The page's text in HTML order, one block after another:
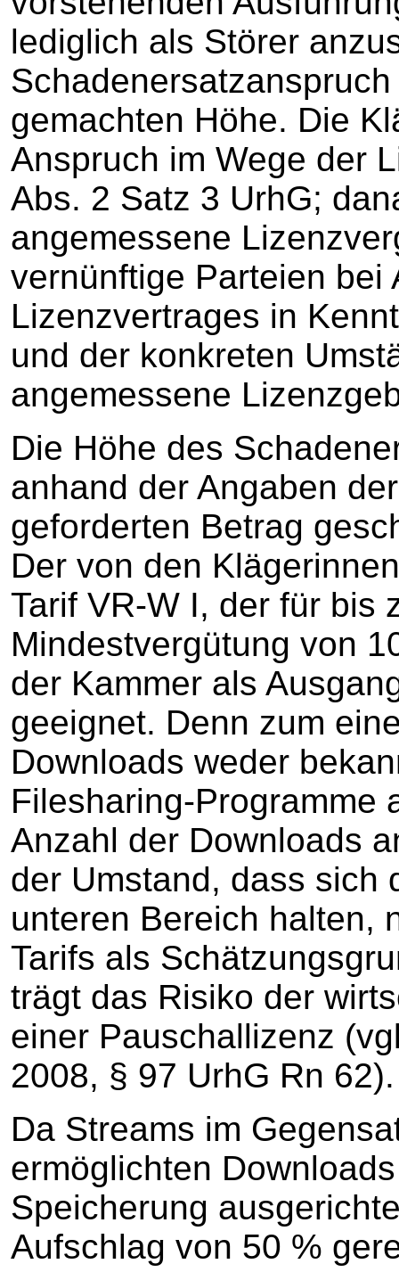
lediglich als Störer
gemachten Höhe. Die
Anspruch im Wege der
Abs. 2 Satz 3 UrhG;
angemessene
vernünftige Parteien bei
Lizenzvertrages in
und der konkreten
angemessene
Die Höhe des
anhand der Angaben
geforderten Betrag
Der von den
Tarif VR-W I, der für bis
Mindestvergütung von
der Kammer als
geeignet. Denn zum
Downloads weder
Filesharing-Programme
Anzahl der Downloads
der Umstand, dass sich
unteren Bereich halten,
Tarifs als
trägt das Risiko der
einer Pauschallizenz
2008, § 97 UrhG Rn 62).
Da Streams im
ermöglichten
Speicherung
Aufschlag von 50 %